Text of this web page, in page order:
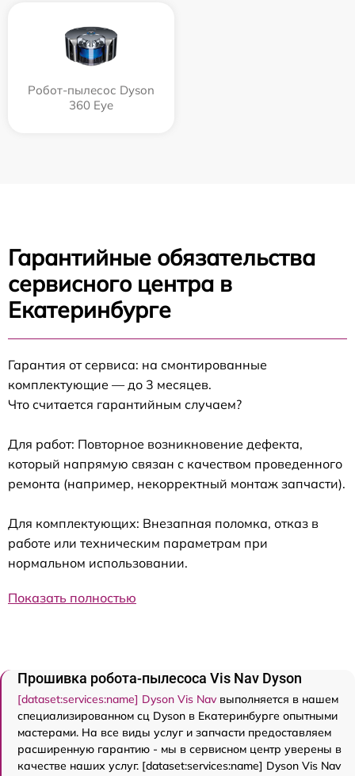
Робот-пылесос Dyson
360 Eye
Гарантийные обязательства
сервисного центра в
Екатеринбурге
Гарантия от сервиса: на смонтированные
комплектующие — до 3 месяцев.
Что считается гарантийным случаем?
Для работ: Повторное возникновение дефекта,
который напрямую связан с качеством проведенного
ремонта (например, некорректный монтаж запчасти).
Для комплектующих: Внезапная поломка, отказ в
работе или техническим параметрам при
нормальном использовании.
Показать полностью
Прошивка робота-пылесоса Vis Nav Dyson
[dataset:services:name] Dyson Vis Nav выполняется в нашем
специализированном сц Dyson в Екатеринбурге опытными
мастерами. На все виды услуг и запчасти предоставляем
расширенную гарантию - мы в сервисном центр уверены в
качестве наших услуг. [dataset:services:name] Dyson Vis Nav